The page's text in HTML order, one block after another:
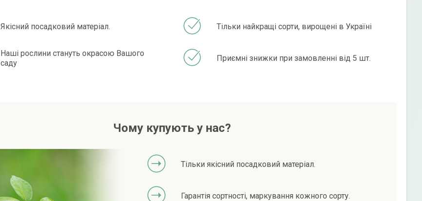
Якісний посадковий матеріал.
Наші рослини стануть окрасою Вашого
саду
Тільки найкращі сорти, вирощені в Україні
Приємні знижки при замовленні від 5 шт.
Чому купують у нас?
Тільки якісний посадковий матеріал.
Гарантія сортності, маркування кожного сорту.